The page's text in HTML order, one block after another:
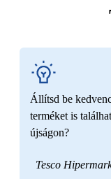
Állítsd be
terméket is
újságon?
Tesco